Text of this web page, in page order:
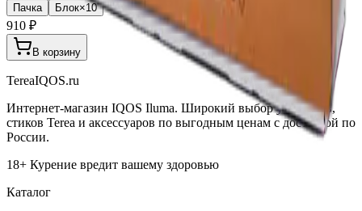
Пачка Блок×10
910 ₽
В корзину
TereaIQOS.ru
Интернет-магазин IQOS Iluma. Широкий выбор устройств,
стиков Terea и аксессуаров по выгодным ценам с доставкой по
России.
18+ Курение вредит вашему здоровью
Каталог